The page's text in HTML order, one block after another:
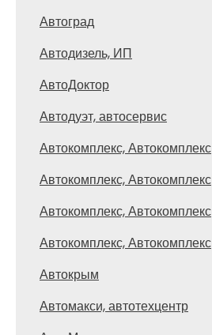
Автоград
Автодизель, ИП
АвтоДоктор
Автодуэт, автосервис
Автокомплекс, Автокомплекс
Автокомплекс, Автокомплекс
Автокомплекс, Автокомплекс
Автокомплекс, Автокомплекс
Автокрым
Автомакси, автотехцентр